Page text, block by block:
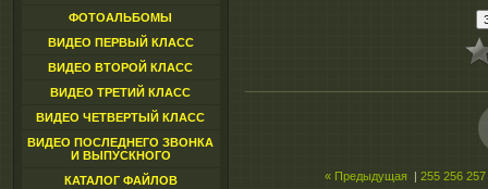
ФОТОАЛЬБОМЫ
ВИДЕО ПЕРВЫЙ КЛАСС
ВИДЕО ВТОРОЙ КЛАСС
ВИДЕО ТРЕТИЙ КЛАСС
ВИДЕО ЧЕТВЕРТЫЙ КЛАСС
ВИДЕО ПОСЛЕДНЕГО ЗВОНКА
И ВЫПУСКНОГО
КАТАЛОГ ФАЙЛОВ
« Предыдущая 255 256 257